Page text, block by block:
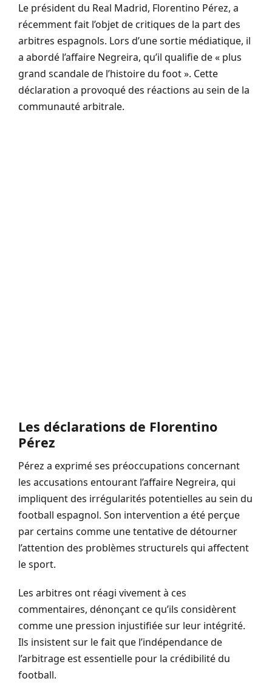
Le président du Real Madrid, Florentino Pérez, a
récemment fait l’objet de critiques de la part des
arbitres espagnols. Lors d’une sortie médiatique, il
a abordé l’affaire Negreira, qu’il qualifie de « plus
grand scandale de l’histoire du foot ». Cette
déclaration a provoqué des réactions au sein de la
communauté arbitrale.
Les déclarations de Florentino
Pérez
Pérez a exprimé ses préoccupations concernant
les accusations entourant l’affaire Negreira, qui
impliquent des irrégularités potentielles au sein du
football espagnol. Son intervention a été perçue
par certains comme une tentative de détourner
l’attention des problèmes structurels qui affectent
le sport.
Les arbitres ont réagi vivement à ces
commentaires, dénonçant ce qu’ils considèrent
comme une pression injustifiée sur leur intégrité.
Ils insistent sur le fait que l’indépendance de
l’arbitrage est essentielle pour la crédibilité du
football.